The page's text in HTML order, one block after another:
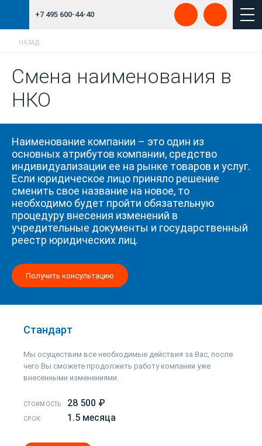
+7 495 600-44-40
НАЗАД
Смена наименования в
НКО
Наименование компании – это один из
основных атрибутов компании, средство
индивидуализации ее на рынке товаров и услуг.
Если юридическое лицо приняло решение
сменить свое название на новое, то
необходимо будет пройти обязательную
процедуру внесения изменений в
учредительные документы и государственный
реестр юридических лиц.
Получить консультацию
Стандарт
Мы осуществим все необходимые действия за Вас, после
чего Вы сможете продолжить работу компании уже
внесенными изменениями.
СТОИМОСТЬ: 28 500 ₽
СРОК: 1.5 месяца